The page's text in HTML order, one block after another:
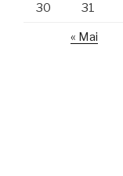
30 31
« Mai